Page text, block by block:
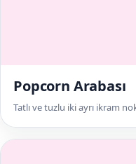
Popcorn Arabası
Tatlı ve tuzlu iki ayrı ikram